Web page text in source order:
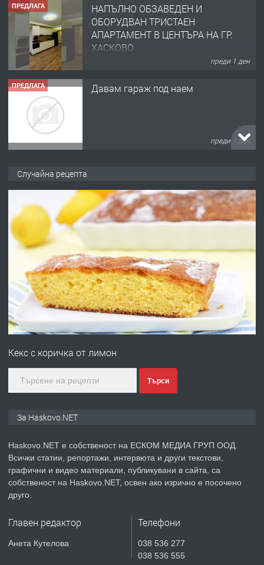
ПРЕДЛАГА
НАПЪЛНО ОБЗАВЕДЕН И
ОБОРУДВАН ТРИСТАЕН
АПАРТАМЕНТ В ЦЕНТЪРА НА ГР.
ХАСКОВО
преди 1 ден
ПРЕДЛАГА Давам гараж под наем
преди 1 ден
градската градина!
преди 1 ден
ПРЕДЛАГА
ПРОСТОРЕН ТРИСТАЕН
АПАРТАМЕНТ В НОВА СГРАДА КВ.
КУБА
преди 2 дни
ПРЕДЛАГА
Продавам парцел в гр. Хасково кв.
асфалт 0889 537 426
преди 2 дни
ПРЕДЛАГА
№4119 Едностаен обзаведен
Случайна рецепта
Кекс с коричка от лимон
Търси
За Haskovo.NET
Haskovo.NET е собственост на ЕСКОМ МЕДИА ГРУП ООД.
Всички статии, репортажи, интервюта и други текстови,
графични и видео материали, публикувани в сайта, са
собственост на Haskovo.NET, освен ако изрично е посочено
друго.
Главен редактор
Анета Кутелова
Телефони
038 536 277
038 536 555